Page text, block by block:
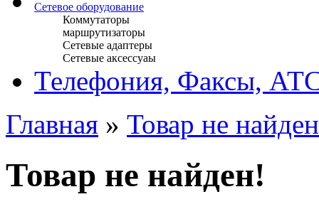
Сетевое оборудование
Коммутаторы
маршрутизаторы
Сетевые адаптеры
Сетевые аксессуаы
Телефония, Факсы,
Главная » Товар не
Товар не найден!